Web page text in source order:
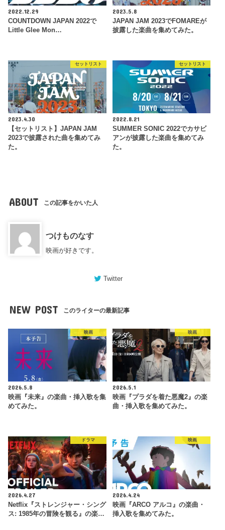
2022.12.29
COUNTDOWN JAPAN 2022で
Little Glee Mon…
2023.5.8
JAPAN JAM 2023でFOMAREが
披露した楽曲を集めてみた。
セットリスト
2023.4.30
【セットリスト】JAPAN JAM
2023で披露された曲を集めてみ
た。
セットリスト
2022.8.21
SUMMER SONIC 2022でカサビ
アンが披露した楽曲を集めてみ
た。
ABOUT この記事をかいた人
つけものなす
映画が好きです。
Twitter
NEW POST このライターの最新記事
映画
2026.5.8
映画『未来』の楽曲・挿入歌を集
めてみた。
映画
2026.5.1
映画『プラダを着た悪魔2』の楽
曲・挿入歌を集めてみた。
ドラマ
2026.4.27
Netflix『ストレンジャー・シング
ス: 1985年の冒険 を観 る』の楽…
映画
2026.4.24
映画『ARCO アルコ』の楽曲・
挿入歌を集めてみた。